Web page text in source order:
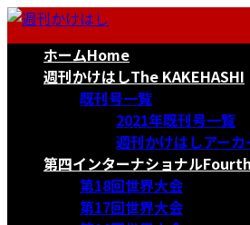
コ
ナ
ホームHome
週刊かけはしThe KAKEHASHI
既刊号一覧
2021年既刊号一覧
週刊かけはしアーカ
第四インターナショナル
第18回世界大会
第17回世界大会